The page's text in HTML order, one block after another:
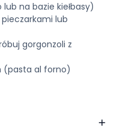
na bazie kiełbasy)
lub
gorgonzoli z
(pasta al forno)